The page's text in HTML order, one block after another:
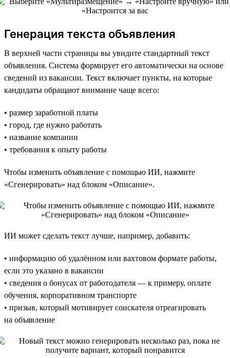
Генерация текста объявления
В верхней части страницы вы увидите стандартный текст
объявления. Система формирует его автоматически на основе
сведений из вакансии. Текст включает пункты, на которые
кандидаты обращают внимание чаще всего:
• размер заработной платы
• город, где нужно работать
• название компании
• требования к опыту работы
Чтобы изменить объявление с помощью ИИ, нажмите
«Сгенерировать» над блоком «Описание».
ИИ может сделать текст лучше, например, добавить:
• информацию об удалённом или вахтовом формате работы,
если это указано в вакансии
• сведения о бонусах от работодателя — к примеру, оплате
обучения, корпоративном транспорте
• призыв, который мотивирует соискателя отреагировать
на объявление